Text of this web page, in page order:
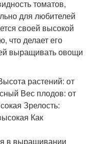
томатов,
для любителей
своей высокой
что делает его
выращивать овощи
растений: от
Вес плодов: от
Зрелость:
Как
в выращивании